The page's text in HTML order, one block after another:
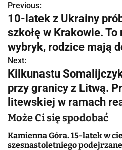
N
a
w
i
g
a
c
j
Previous:
10-latek z Ukrainy
szkołę w Krakowie.
wybryk, rodzice mają
Next:
Kilkunastu
przy granicy z Litwą.
litewskiej w ramach
Może Ci się spodobać
Kamienna Góra. 15-latek w
szesnastoletniego